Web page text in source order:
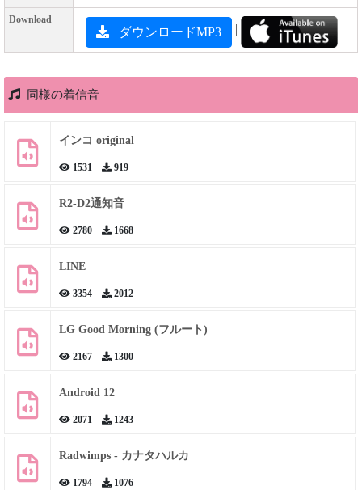
Download
ダウンロードMP3 |
同様の着信音
インコ original
1531 919
R2-D2通知音
2780 1668
LINE
3354 2012
LG Good Morning (フルート)
2167 1300
Android 12
2071 1243
Radwimps - カナタハルカ
1794 1076